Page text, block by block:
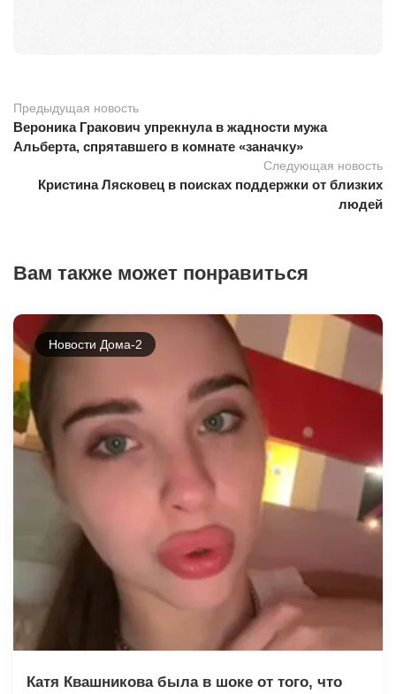
Предыдущая новость
Вероника Гракович упрекнула в жадности мужа
Альберта, спрятавшего в комнате «заначку»
Следующая новость
Кристина Лясковец в поисках поддержки от близких
людей
Вам также может понравиться
Новости Дома-2
Катя Квашникова была в шоке от того, что